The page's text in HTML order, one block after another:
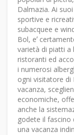
Dalmazia. Ai
sportive e
subacquee e
Bol, eʼ
varietà di piatti a
ristoranti ed
i numerosi
ogni visitatore di
vacanza,
economiche,
anche la
godete il fascino
una vacanza